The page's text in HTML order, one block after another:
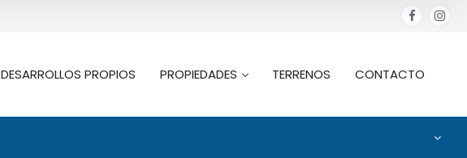
DESARROLLOS PROPIOS PROPIEDADES TERRENOS CONTACTO